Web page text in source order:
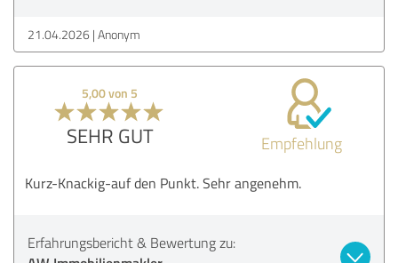
21.04.2026 Anonym
5,00 von 5
SEHR GUT Empfehlung
Kurz-Knackig-auf den Punkt. Sehr angenehm.
Erfahrungsbericht & Bewertung zu: